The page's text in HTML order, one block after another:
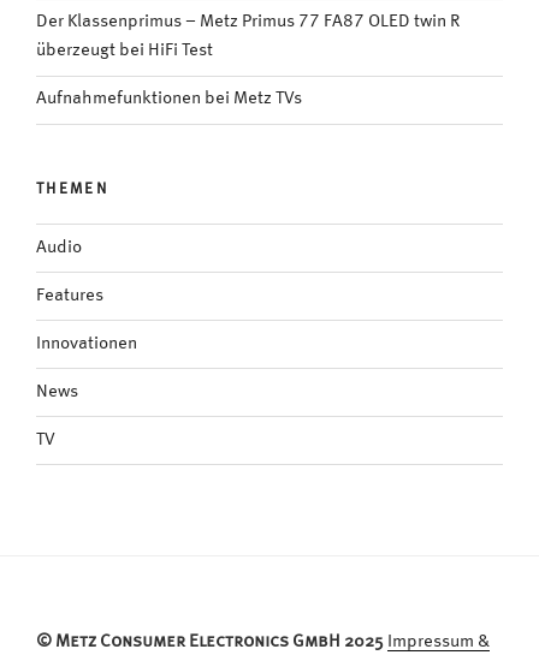
Der Klassenprimus – Metz Primus 77 FA87 OLED twin R
überzeugt bei HiFi Test
Aufnahmefunktionen bei Metz TVs
THEMEN
Audio
Features
Innovationen
News
TV
© Metz Consumer Electronics GmbH 2025 Impressum &